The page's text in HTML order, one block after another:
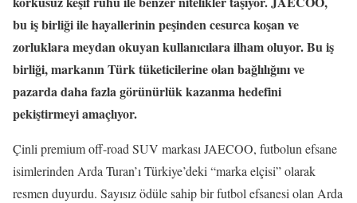
bu iş birliği ile hayallerinin peşinden cesurca koşan ve
zorluklara meydan okuyan kullanıcılara ilham oluyor. Bu iş
birliği, markanın Türk tüketicilerine olan bağlılığını ve
pazarda daha fazla görünürlük kazanma hedefini
pekiştirmeyi amaçlıyor.
Çinli premium off-road SUV markası JAECOO, futbolun efsane
isimlerinden Arda Turan’ı Türkiye’deki “marka elçisi” olarak
resmen duyurdu. Sayısız ödüle sahip bir futbol efsanesi olan Arda